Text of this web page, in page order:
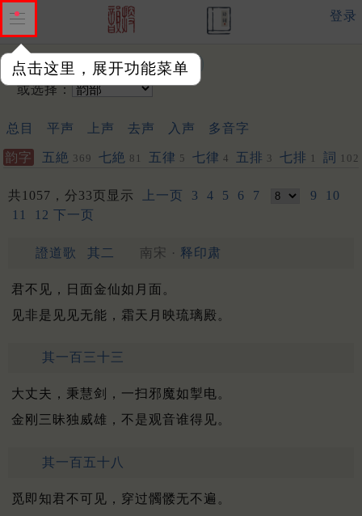
点击这里，展开功能菜单
登录
输入韵字：
或选择：
总目 平声 上声 去声 入声 多音字
韵字 五絶 369 七絶 81 五律 5 七律 4 五排 3 七排 1 詞 102
共1057，分33页显示 上一页 3 4 5 6 7 9
10
11
12 下一页
證道歌 其二 南宋 · 释印肃
君不见，日面金仙如月面。
见非是见见无能，霜天月映琉璃殿。
其一百三十三
大丈夫，秉慧剑，一扫邪魔如掣电。
金刚三昧独威雄，不是观音谁得见。
其一百五十八
觅即知君不可见，穿过髑髅无不遍。